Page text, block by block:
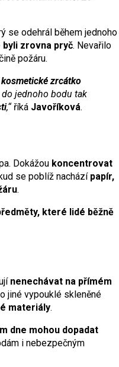
se odehrál během jednoho
zrovna pryč. Nevařilo
požáru.
zrcátko
jednoho bodu tak
,“říká Javoříková.
Dokážou koncentrovat
se poblíž nachází papír,
.
které lidé běžně
nenechávat na přímém
jiné vypouklé skleněné
materiály.
dne mohou dopadat
i nebezpečným